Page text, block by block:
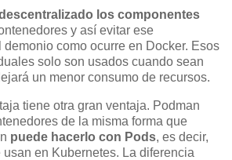
los componentes
y así evitar ese
como ocurre en Docker. Esos
solo son usados cuando sean
un menor consumo de recursos.
tiene otra gran ventaja. Podman
de la misma forma que
puede hacerlo con Pods, es decir,
usan en Kubernetes. La diferencia